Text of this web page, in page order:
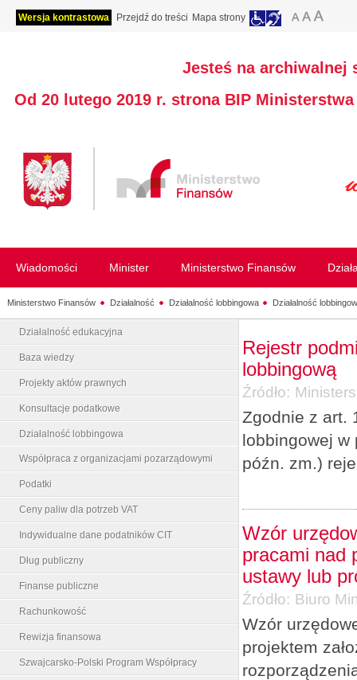
Wersja kontrastowa Przejdź do treści Mapa strony
Jesteś na archiwalnej
Od 20 lutego 2019 r. strona BIP
Wiadomości Minister Ministerstwo Finansów
Ministerstwo Finansów Działalność Działalność lobbingowa Działalność
Działalność edukacyjna
Baza wiedzy
Projekty aktów prawnych
Konsultacje podatkowe
Działalność lobbingowa
Współpraca z organizacjami pozarządowymi
Podatki
Ceny paliw dla potrzeb VAT
Indywidualne dane podatników CIT
Dług publiczny
Finanse publiczne
Rachunkowość
Rewizja finansowa
Szwajcarsko-Polski Program Współpracy
Rejestr
lobbingową
Źródło:
Zgodnie z art.
lobbingowej w
późn. zm.)
Wzór
pracami nad
ustawy lub
Źródło: Biuro
Wzór
projektem